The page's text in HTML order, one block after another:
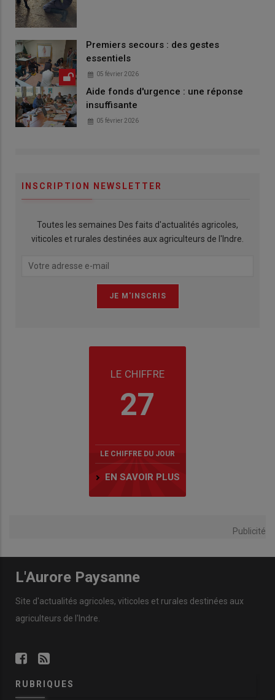
Premiers secours : des gestes
essentiels
05 février 2026
Aide fonds d'urgence : une réponse
insuffisante
05 février 2026
INSCRIPTION NEWSLETTER
Toutes les semaines Des faits d'actualités agricoles,
viticoles et rurales destinées aux agriculteurs de l'Indre.
LE CHIFFRE
27
LE CHIFFRE DU JOUR
EN SAVOIR PLUS
Publicité
L'Aurore Paysanne
Site d'actualités agricoles, viticoles et rurales destinées aux
agriculteurs de l'Indre.
RUBRIQUES